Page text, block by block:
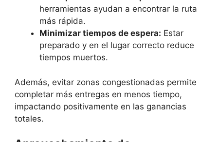
herramientas ayudan a encontrar la ruta
más rápida.
Minimizar tiempos de espera: Estar
preparado y en el lugar correcto reduce
tiempos muertos.
Además, evitar zonas congestionadas permite
completar más entregas en menos tiempo,
impactando positivamente en las ganancias
totales.